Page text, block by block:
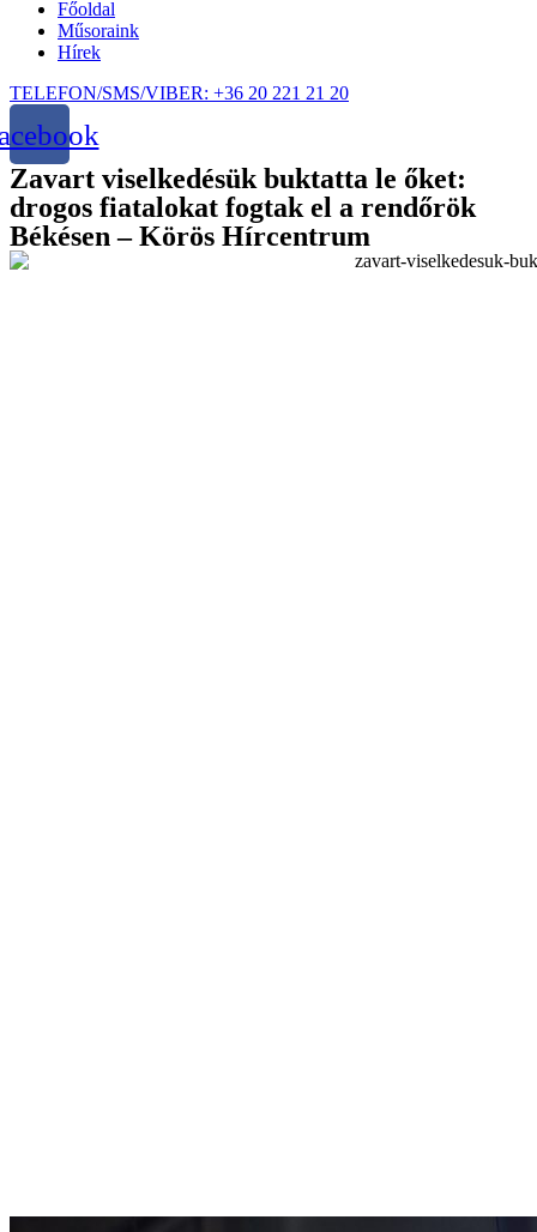
Főoldal
Műsoraink
Hírek
TELEFON/SMS/VIBER: +36 20 221 21 20
Zavart viselkedésük buktatta le őket:
drogos fiatalokat fogtak el a rendőrök
Békésen – Körös Hírcentrum